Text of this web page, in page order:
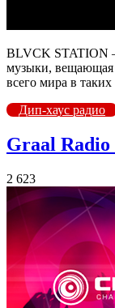
BLVCK STATION
музыки, вещающая
всего мира в
Дип-хаус радио
Graal Radio
2 623